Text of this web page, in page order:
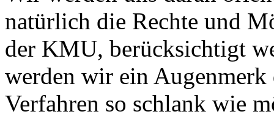
natürlich die Rechte und
der KMU, berücksichtigt
werden wir ein
Verfahren so schlank wie